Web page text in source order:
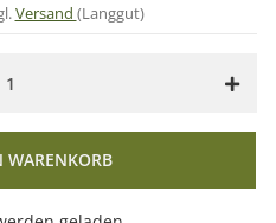
Versand (Langgut)
WARENKORB